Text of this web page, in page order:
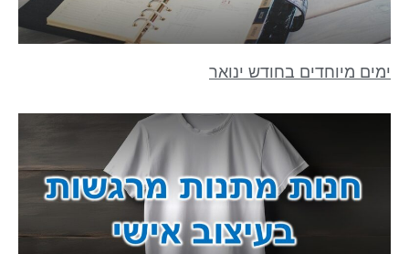
ימים מיוחדים בחודש ינואר